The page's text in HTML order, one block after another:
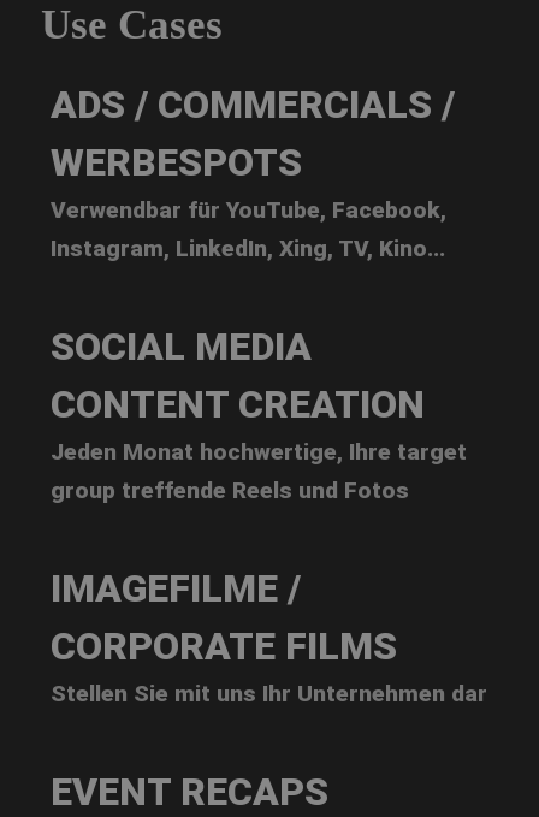
Use Cases
ADS / COMMERCIALS /
WERBESPOTS
Verwendbar für YouTube, Facebook,
Instagram, LinkedIn, Xing, TV, Kino...
SOCIAL MEDIA
CONTENT CREATION
Jeden Monat hochwertige, Ihre target
group treffende Reels und Fotos
IMAGEFILME /
CORPORATE FILMS
Stellen Sie mit uns Ihr Unternehmen dar
EVENT RECAPS